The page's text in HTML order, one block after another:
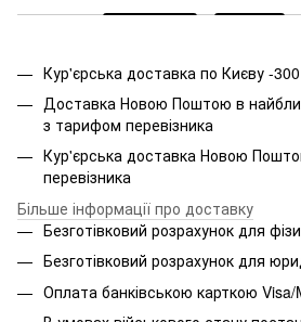
Кур'єрська доставка по Києву -
Доставка Новою Поштою в
з тарифом перевізника
Кур'єрська доставка Новою
перевізника
Більше інформації про доставку
Безготівковий розрахунок для
Безготівковий розрахунок для
Оплата банківською карткою Visa/